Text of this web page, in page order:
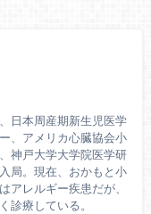
日本周産期新生児医学
、アメリカ心臓協会小
神戸大学大学院医学研
局。現在、おかもと小
アレルギー疾患だが、
診療している。